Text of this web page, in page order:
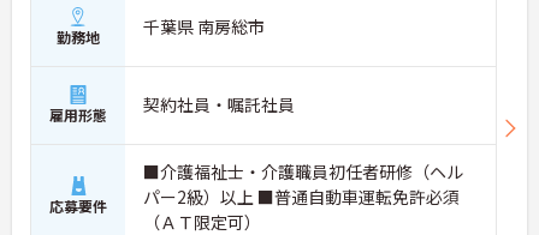
勤務地 千葉県 南房総市
雇用形態 契約社員・嘱託社員
応募要件
■介護福祉士・介護職員初任者研修（ヘル
パー2級）以上 ■普通自動車運転免許必須
（ＡＴ限定可）